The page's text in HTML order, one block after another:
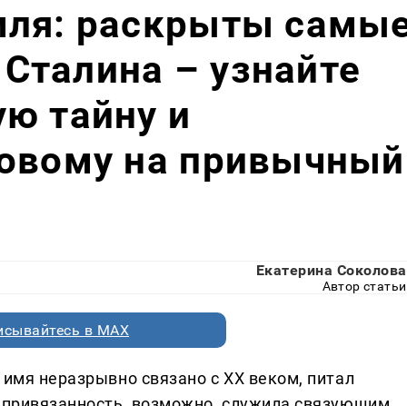
раскрыты
– узнайте
тайну и
на привычный
Екатерина Соколова
Автор статьи
в MAX
неразрывно связано с XX веком, питал